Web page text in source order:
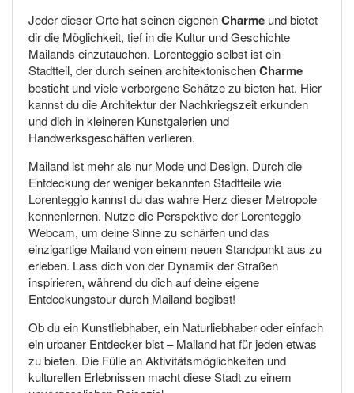
Jeder dieser Orte hat seinen eigenenCharme und bietet
dir die Möglichkeit, tief in die Kultur und Geschichte
Mailands einzutauchen. Lorenteggio selbst ist ein
Stadtteil, der durch seinen architektonischenCharme
besticht und viele verborgene Schätze zu bieten hat. Hier
kannst du die Architektur der Nachkriegszeit erkunden
und dich in kleineren Kunstgalerien und
Handwerksgeschäften verlieren.
Mailand ist mehr als nur Mode und Design. Durch die
Entdeckung der weniger bekannten Stadtteile wie
Lorenteggio kannst du das wahre Herz dieser Metropole
kennenlernen. Nutze die Perspektive der Lorenteggio
Webcam, um deine Sinne zu schärfen und das
einzigartige Mailand von einem neuen Standpunkt aus zu
erleben. Lass dich von der Dynamik der Straßen
inspirieren, während du dich auf deine eigene
Entdeckungstour durch Mailand begibst!
Ob du ein Kunstliebhaber, ein Naturliebhaber oder einfach
ein urbaner Entdecker bist – Mailand hat für jeden etwas
zu bieten. Die Fülle an Aktivitätsmöglichkeiten und
kulturellen Erlebnissen macht diese Stadt zu einem